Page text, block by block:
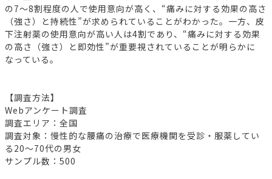
の7～8割程度の人で使用意向が高く、“痛みに対する効果の高さ
（強さ）と持続性”が求められていることがわかった。一方、皮
下注射薬の使用意向が高い人は4割であり、“痛みに対する効果
の高さ（強さ）と即効性”が重要視されていることが明らかに
なっている。
【調査方法】
Webアンケート調査
調査エリア：全国
調査対象：慢性的な腰痛の治療で医療機関を受診・服薬してい
る20～70代の男女
サンプル数：500